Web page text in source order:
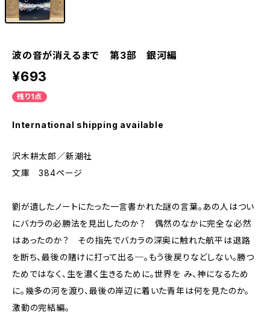
波の音が消えるまで 第3部 銀河編
¥693
残り1点
International shipping available
沢木耕太郎／新潮社
文庫 384ページ
劉が遺したノートにたった一言書かれた謎の言葉。あの人はつい
にバカラの必勝法を見出したのか？ 偶然のなかに完全な必然
はあったのか？ その指先でバカラの深奥に触れた航平は退路
を断ち、最後の賭けに打って出る─。もう後戻りなどしない。勝つ
ためではなく、生を濃く生きるために。世界を み、神になるため
に。幾多の河を渡り、最後の岸辺に着いた青年は何を見たのか。
激動の完結編。